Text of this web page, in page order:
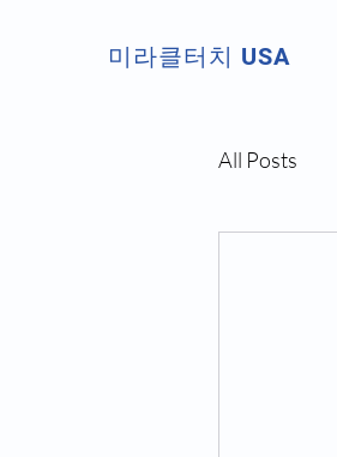
미라클터치 USA
All Posts